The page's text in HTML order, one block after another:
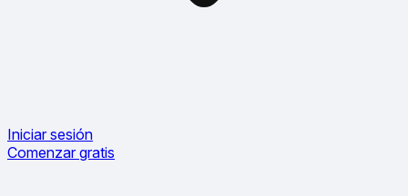
Iniciar sesión
Comenzar gratis